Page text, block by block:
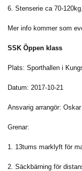
6. Stenserie ca 70-120kg.
Mer info kommer som
SSK Öppen klass
Plats: Sporthallen i
Datum: 2017-10-21
Ansvarig arrangör:
Grenar:
1. 13tums marklyft för
2. Säckbärning för